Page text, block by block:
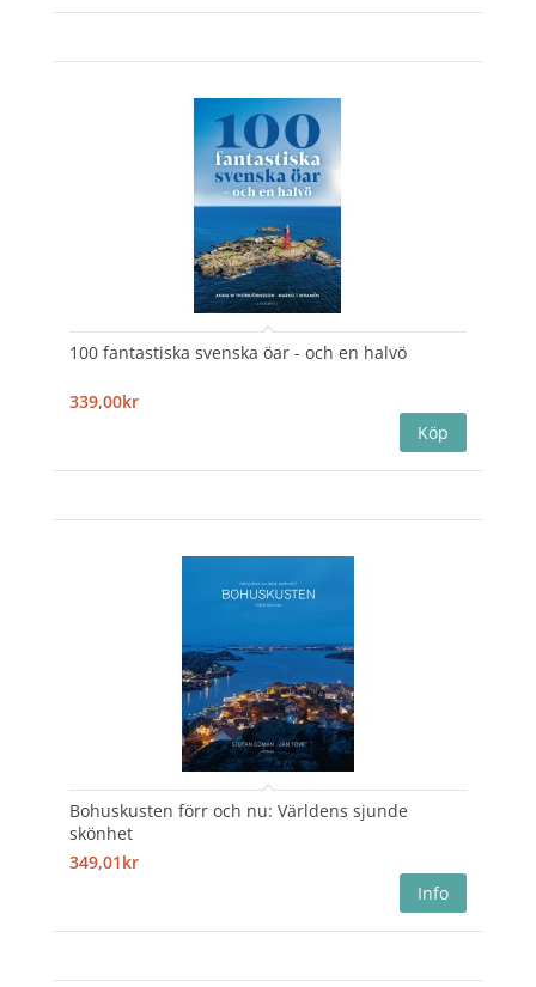
100 fantastiska svenska öar - och en halvö
339,00kr
Bohuskusten förr och nu: Världens sjunde
skönhet
349,01kr